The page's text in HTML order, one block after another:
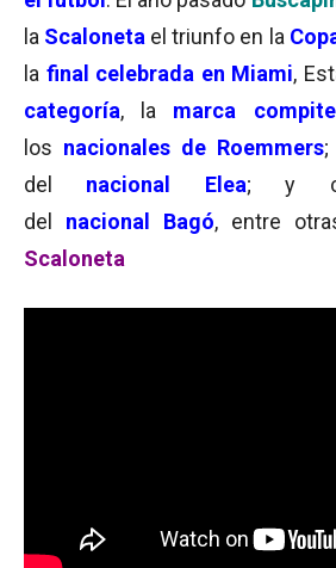
la Scaloneta el triunfo en la
la final celebrada en Miami,
categoría, la marca compite
los nacionales de Roemmers;
del nacional Elea; y
del nacional Bagó, entre
Scaloneta